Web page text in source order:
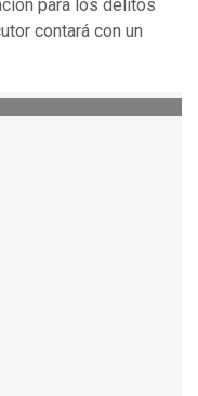
para los delitos
contará con un